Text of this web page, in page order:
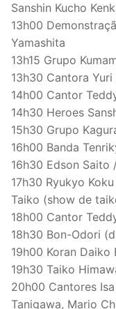
Sanshin Kucho
13h00
Yamashita
13h15 Grupo
13h30 Cantora
14h00 Cantor
14h30 Heroes
15h30 Grupo
16h00 Banda
16h30 Edson Saito
17h30 Ryukyo
Taiko (show de
18h00 Cantor
18h30 Bon-Odori
19h00 Koran
19h30 Taiko
20h00 Cantores
Tanigawa, Mario